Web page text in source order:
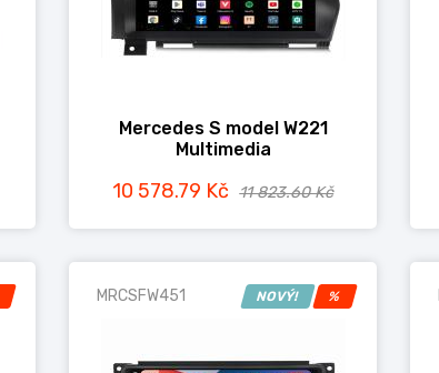
Mercedes S model W221
Multimedia
10 578.79 Kč 11 823.60 Kč
NOVÝ! %
MRCSFW451